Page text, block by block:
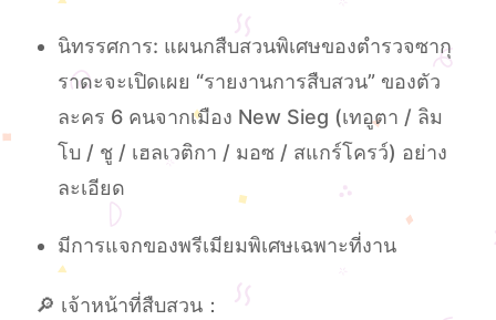
นิทรรศการ: แผนกสืบสวนพิเศษของตำรวจซากุ
ราดะจะเปิดเผย “รายงานการสืบสวน” ของตัว
ละคร 6 คนจากเมือง New Sieg (เทอูตา / ลิม
โบ / ชู / เฮลเวติกา / มอซ / สแกร์โครว์) อย่าง
ละเอียด
มีการแจกของพรีเมียมพิเศษเฉพาะที่งาน
🔎 เจ้าหน้าที่สืบสวน：